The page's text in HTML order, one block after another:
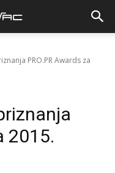
PRO.PR Awards za
2015.